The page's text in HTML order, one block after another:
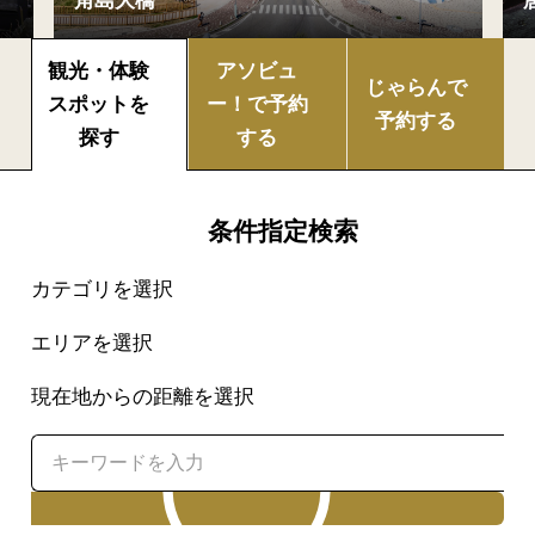
観光・体験
スポットを
探す
アソビュ
ー！で予約
する
じゃらんで
予約する
条件指定検索
カテゴリを選択
エリアを選択
現在地からの距離を選択